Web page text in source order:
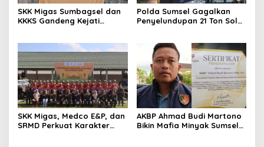
SKK Migas Sumbagsel dan
KKKS Gandeng Kejati
Operasi Hulu Migas
Polda Sumsel Gagalkan
Penyelundupan 21 Ton Solar
SKK Migas, Medco E&P, dan
SRMD Perkuat Karakter
AKBP Ahmad Budi Martono
Bikin Mafia Minyak Sumsel